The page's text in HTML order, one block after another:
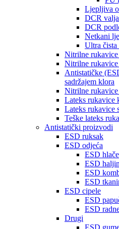
Ljepljiva
DCR
DCR
Netkani
Ultra
Nitrilne
Nitrilne
Antistatičke
sadržajem klora
Nitrilne rukavice
Lateks rukavice
Lateks rukavice
Teške lateks
Antistatički proizvodi
ESD ruksak
ESD odjeća
ESD hlače
ESD
ESD
ESD
ESD cipele
ESD
ESD
Drugi
ESD